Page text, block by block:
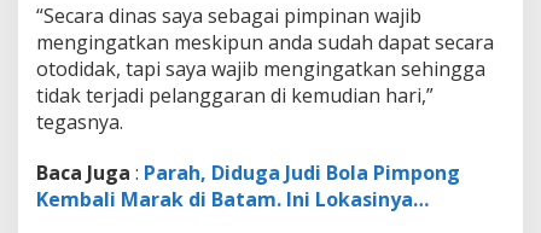
d
a
n
P
i
t
“Secara dinas saya sebagai pimpinan wajib
mengingatkan meskipun anda sudah dapat secara
otodidak, tapi saya wajib mengingatkan sehingga
tidak terjadi pelanggaran di kemudian hari,”
tegasnya.
Baca Juga : Parah, Diduga Judi Bola Pimpong
Kembali Marak di Batam. Ini Lokasinya…